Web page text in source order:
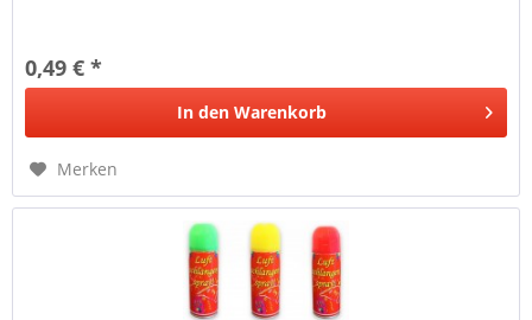
0,49 € *
In den Warenkorb
Merken